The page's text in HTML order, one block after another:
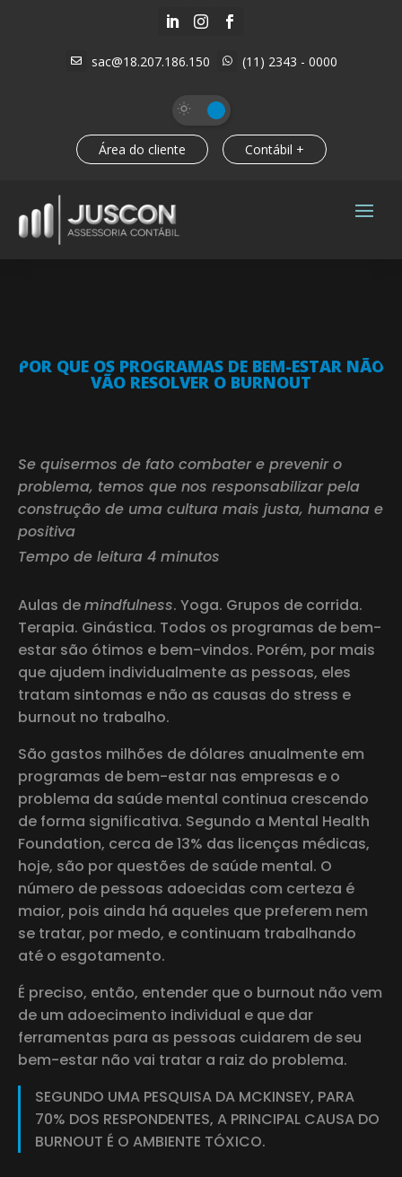
  
 sac@18.207.186.150  (11) 2343 - 0000
Área do cliente Contábil +
POR QUE OS PROGRAMAS DE BEM-ESTAR NÃO
VÃO RESOLVER O BURNOUT
Se quisermos de fato combater e prevenir o
problema, temos que nos responsabilizar pela
construção de uma cultura mais justa, humana e
positiva
Tempo de leitura 4 minutos
Aulas demindfulness. Yoga. Grupos de corrida.
Terapia. Ginástica. Todos os programas de bem-
estar são ótimos e bem-vindos. Porém, por mais
que ajudem individualmente as pessoas, eles
tratam sintomas e não as causas do stress e
burnout no trabalho.
São gastos milhões de dólares anualmente em
programas de bem-estar nas empresas e o
problema da saúde mental continua crescendo
de forma significativa. Segundo a Mental Health
Foundation, cerca de 13% das licenças médicas,
hoje, são por questões de saúde mental. O
número de pessoas adoecidas com certeza é
maior, pois ainda há aqueles que preferem nem
se tratar, por medo, e continuam trabalhando
até o esgotamento.
É preciso, então, entender que o burnout não vem
de um adoecimento individual e que dar
ferramentas para as pessoas cuidarem de seu
bem-estar não vai tratar a raiz do problema.
SEGUNDO UMA PESQUISA DA MCKINSEY, PARA
70% DOS RESPONDENTES, A PRINCIPAL CAUSA DO
BURNOUT É O AMBIENTE TÓXICO.